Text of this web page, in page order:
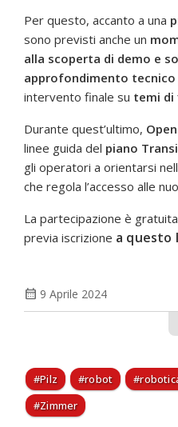
Per questo, accanto a una
sono previsti anche un
alla scoperta di demo e
approfondimento tecnico
intervento finale su temi di
Durante quest’ultimo,
linee guida del piano
gli operatori a orientarsi
che regola l’accesso alle
La partecipazione è
previa iscrizione a questo
calendar_month 9 Aprile 2024
Pilz robot
Zimmer